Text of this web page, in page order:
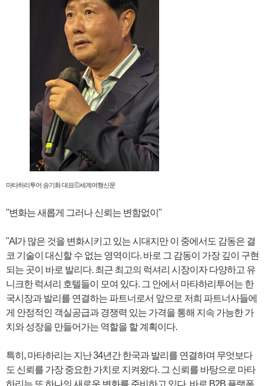
마타하리투어 송기화 대표ⓒ세계여행신문
"변화는 새롭게 그러나 신뢰는 변함없이"
"AI가 많은 것을 변화시키고 있는 시대지만 이 중에서도 감동은 결
코 기술이 대신할 수 없는 영역이다. 바로 그 감동이 가장 깊이 구현
되는 곳이 바로 발리다. 최근 최고의 럭셔리 시장이자 다양하고 유
니크한 럭셔리 호텔들이 모여 있다. 그 안에서 마타하리투어는 한
국시장과 발리를 연결하는 파트너로서 앞으로 저희 파트너사들에
게 안정적인 객실공급과 경쟁력 있는 가격을 통해 지속 가능한 가
치와 성장을 만들어가는 역할을 할 계획이다.
특히, 마타하리는 지난 34년간 한국과 발리를 연결하며 무엇보다
도 신뢰를 가장 중요한 가치로 지켜왔다. 그 신뢰를 바탕으로 마타